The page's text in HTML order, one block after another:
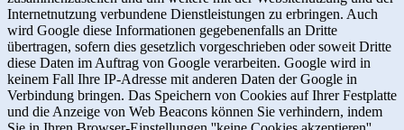
Internetnutzung verbundene Dienstleistungen zu erbringen. Auch
wird Google diese Informationen gegebenenfalls an Dritte
übertragen, sofern dies gesetzlich vorgeschrieben oder soweit Dritte
diese Daten im Auftrag von Google verarbeiten. Google wird in
keinem Fall Ihre IP-Adresse mit anderen Daten der Google in
Verbindung bringen. Das Speichern von Cookies auf Ihrer Festplatte
und die Anzeige von Web Beacons können Sie verhindern, indem